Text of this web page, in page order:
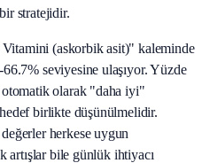
stratejidir.
(askorbik asit)" kaleminde
seviyesine ulaşıyor. Yüzde
otomatik olarak "daha iyi"
birlikte düşünülmelidir.
herkese uygun
artışlar bile günlük ihtiyacı